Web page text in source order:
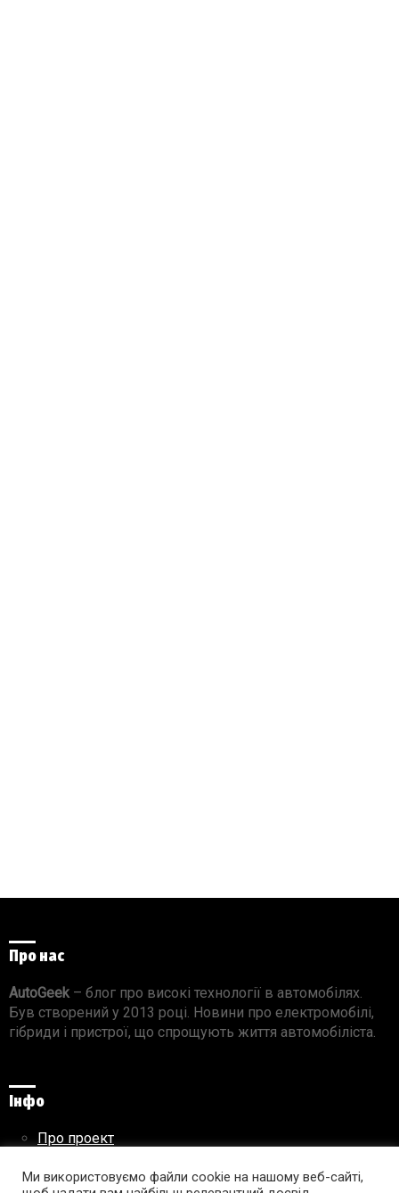
Про нас
AutoGeek– блог про високі технології в автомобілях.
Був створений у 2013 році. Новини про електромобілі,
гібриди і пристрої, що спрощують життя автомобіліста.
Інфо
Про проект
Правила використання матеріалів
Ми використовуємо файли cookie на нашому веб-сайті,